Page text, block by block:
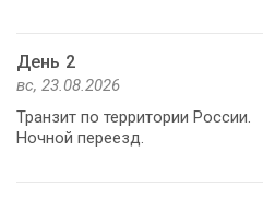
День 2
вс, 23.08.2026
Транзит по территории России.
Ночной переезд.